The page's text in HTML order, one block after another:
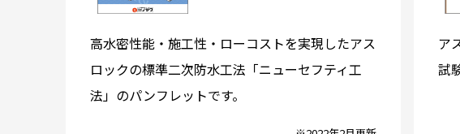
高水密性能・施工性・ローコストを実現したアス
ロックの標準二次防水工法「ニューセフティ工
法」のパンフレットです。
ア
試